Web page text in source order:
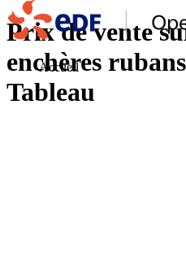
Accueil
Prix de vente
enchères
Tableau